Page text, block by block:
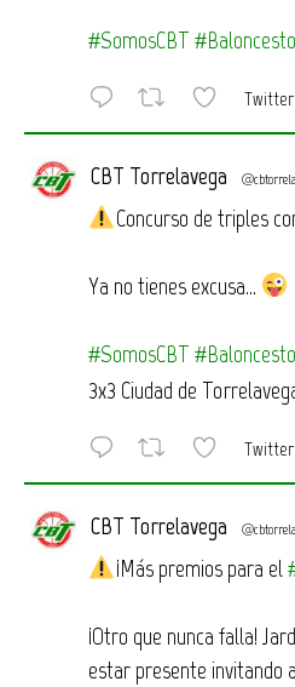
#SomosCBT
Twitter
CBT Torrelavega
Concurso de triples
Ya no tienes excusa…
#SomosCBT
3x3 Ciudad de
Twitter
CBT Torrelavega
¡Más premios para el
¡Otro que nunca falla!
estar presente invitando